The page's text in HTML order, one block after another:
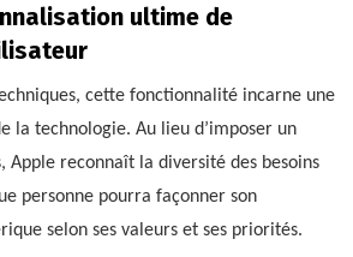
ultime de
cette fonctionnalité incarne une
la technologie. Au lieu d’imposer un
Apple reconnaît la diversité des besoins
personne pourra façonner son
selon ses valeurs et ses priorités.